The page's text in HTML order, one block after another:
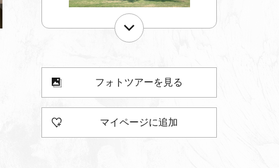
フォトツアーを見る
マイページに追加